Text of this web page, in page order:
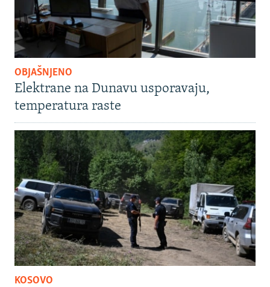
OBJAŠNJENO
Elektrane na Dunavu usporavaju,
temperatura raste
KOSOVO